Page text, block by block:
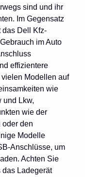
sind und ihr
Im Gegensatz
das Dell Kfz-
im Auto
effizientere
Modellen auf
wie
und Lkw,
wie der
oder den
Modelle
Anschlüsse, um
Achten Sie
das Ladegerät